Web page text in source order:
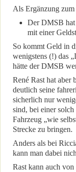
Als Ergänzung zum
Der DMSB hat
mit einer
So kommt Geld in
wenigstens (!) das
hätte der DMSB
René Rast hat aber
deutlich seine
sicherlich nur
sind, bei einer
Fahrzeug „wie
Strecke zu bringen.
Anders als bei
kann man dabei
Rast kann auch